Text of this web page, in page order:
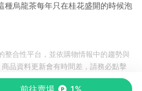
種烏龍茶每年只在桂花盛開的時候泡
前往賣場 1%
整合性平台，並依購物情報中的趨勢與
品資料更新會有時間差，請務必點擊
物條件，一切資訊以合作廠商網頁為